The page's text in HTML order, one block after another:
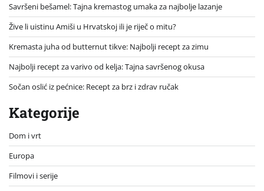
Savršeni bešamel: Tajna kremastog umaka za najbolje lazanje
Žive li uistinu Amiši u Hrvatskoj ili je riječ o mitu?
Kremasta juha od butternut tikve: Najbolji recept za zimu
Najbolji recept za varivo od kelja: Tajna savršenog okusa
Sočan oslić iz pećnice: Recept za brz i zdrav ručak
Kategorije
Dom i vrt
Europa
Filmovi i serije